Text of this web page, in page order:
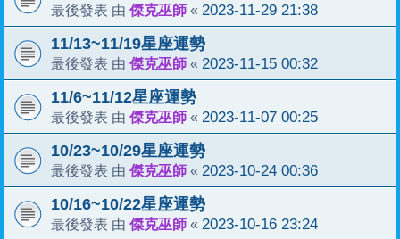
最後發表 由 傑克巫師 « 2023-11-29 21:38
11/13~11/19星座運勢
最後發表 由 傑克巫師 « 2023-11-15 00:32
11/6~11/12星座運勢
最後發表 由 傑克巫師 « 2023-11-07 00:25
10/23~10/29星座運勢
最後發表 由 傑克巫師 « 2023-10-24 00:36
10/16~10/22星座運勢
最後發表 由 傑克巫師 « 2023-10-16 23:24